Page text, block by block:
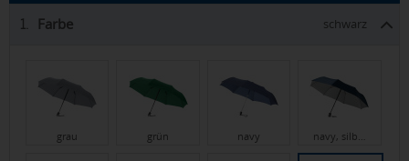
1. Farbe schwarz
grau grün navy navy, silb…